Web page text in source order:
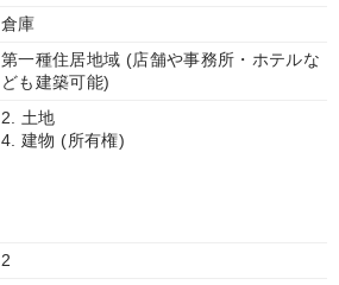
倉庫
第一種住居地域 (店舗や事務所・ホテルな
ども建築可能)
2. 土地
4. 建物 (所有権)
2